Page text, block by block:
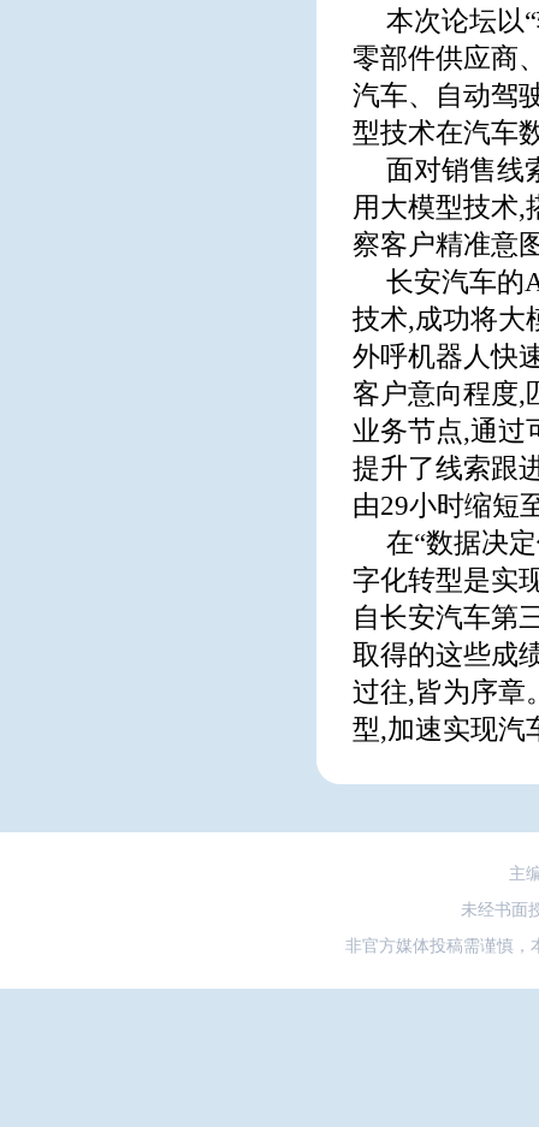
本次论坛以
零部件供应商
汽车、自动驾
型技术在汽车
面对销售线
用大模型技术,
察客户精准意
长安汽车的
技术,成功将大
外呼机器人快
客户意向程度,
业务节点,通过
提升了线索跟
由29小时缩短
在“数据决
字化转型是实
自长安汽车第
取得的这些成
过往,皆为序章
型,加速实现汽
主
未经书面
非官方媒体投稿需谨慎，